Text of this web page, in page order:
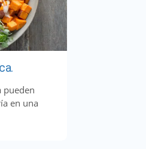
pueden
en una